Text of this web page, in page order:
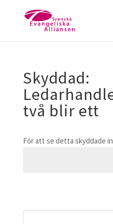
Skyddad:
två blir ett
För att se detta skyddade